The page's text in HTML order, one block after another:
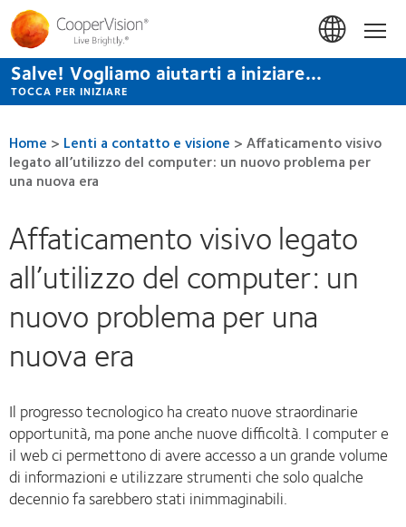
Salta
contenuto
principale
Salve! Vogliamo aiutarti a iniziare...
TOCCA PER INIZIARE
Home > Lenti a contatto e visione > Affaticamento visivo
legato all’utilizzo del computer: un nuovo problema per
una nuova era
Affaticamento visivo legato
all’utilizzo del computer: un
nuovo problema per una
nuova era
Il progresso tecnologico ha creato nuove straordinarie
opportunità, ma pone anche nuove difficoltà. I computer e
il web ci permettono di avere accesso a un grande volume
di informazioni e utilizzare strumenti che solo qualche
decennio fa sarebbero stati inimmaginabili.